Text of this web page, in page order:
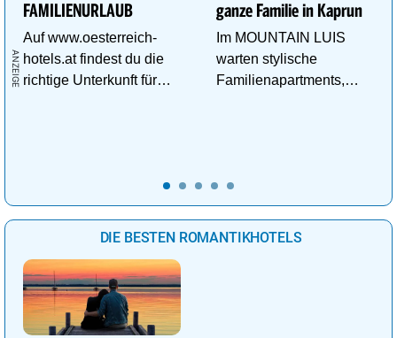
FAMILIENURLAUB
Auf www.oesterreich-
hotels.at findest du die
richtige Unterkunft für
ganze Familie in Kaprun
Im MOUNTAIN LUIS
warten stylische
Familienapartments,
DIE BESTEN ROMANTIKHOTELS